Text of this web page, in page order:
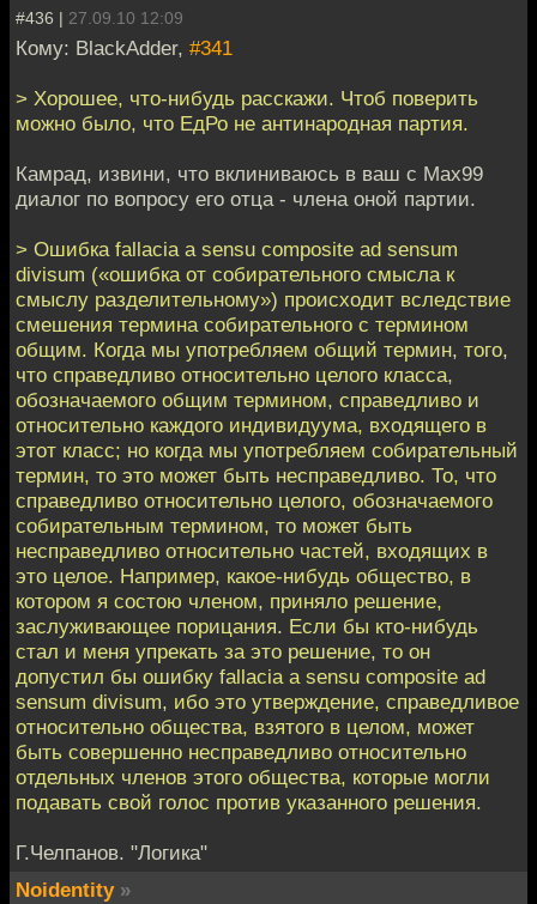
#436 | 27.09.10 12:09
Кому: BlackAdder, #341
> Хорошее, что-нибудь расскажи. Чтоб поверить
можно было, что ЕдРо не антинародная партия.
Камрад, извини, что вклиниваюсь в ваш с Max99
диалог по вопросу его отца - члена оной партии.
> Ошибка fallacia a sensu composite ad sensum
divisum («ошибка от собирательного смысла к
смыслу разделительному») происходит вследствие
смешения термина собирательного с термином
общим. Когда мы употребляем общий термин, того,
что справедливо относительно целого класса,
обозначаемого общим термином, справедливо и
относительно каждого индивидуума, входящего в
этот класс; но когда мы употребляем собирательный
термин, то это может быть несправедливо. То, что
справедливо относительно целого, обозначаемого
собирательным термином, то может быть
несправедливо относительно частей, входящих в
это целое. Например, какое-нибудь общество, в
котором я состою членом, приняло решение,
заслуживающее порицания. Если бы кто-нибудь
стал и меня упрекать за это решение, то он
допустил бы ошибку fallacia a sensu composite ad
sensum divisum, ибо это утверждение, справедливое
относительно общества, взятого в целом, может
быть совершенно несправедливо относительно
отдельных членов этого общества, которые могли
подавать свой голос против указанного решения.
Г.Челпанов. "Логика"
Noidentity »